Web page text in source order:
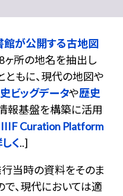
館が公開する古地図
ヶ所の地名を抽出し
もに、現代の地図や
ビッグデータや歴史
報基盤を構築に活用
IIIF Curation Platform
く..]
当時の資料をそのま
、現代においては適